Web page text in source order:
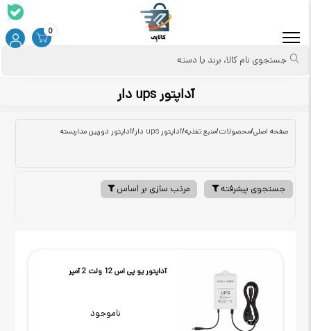
جستجوی نام کالا، برند یا دسته
0
آداپتور ups دار
صفحه اصلی/محصولات/منبع تغذیه/آداپتور ups دار /آداپتور دوربین مداربسته
جستجوی پیشرفته مرتب سازی بر اساس
آداپتور یو پی اس 12 ولت 2 آمپر
ناموجود